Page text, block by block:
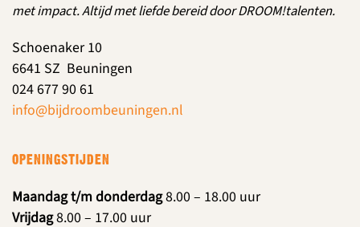
met impact. Altijd met liefde bereid door DROOM!talenten.
Schoenaker 10
6641 SZ Beuningen
024 677 90 61
info@bijdroombeuningen.nl
OPENINGSTIJDEN
Maandag t/m donderdag8.00 – 18.00 uur
Vrijdag8.00 – 17.00 uur